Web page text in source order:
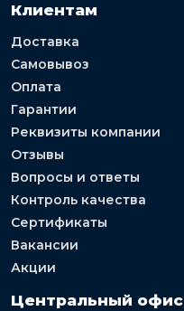
Клиентам
Доставка
Самовывоз
Оплата
Гарантии
Реквизиты компании
Отзывы
Вопросы и ответы
Контроль качества
Сертификаты
Вакансии
Акции
Центральный офис